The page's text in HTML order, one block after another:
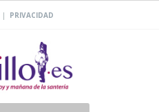
| PRIVACIDAD